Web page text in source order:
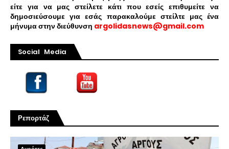
είτε για να μας στείλετε κάτι που εσείς επιθυμείτε να
δημοσιεύσουμε για εσάς παρακαλούμε στείλτε μας ένα
μήνυμα στην διεύθυνση argolidasnews@gmail.com
Social Media
Ρεπορτάζ